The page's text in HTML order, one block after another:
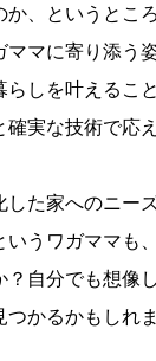
か、というとこ
ママに寄り添う
らしを叶えるこ
実な技術で応
した家へのニー
いうワガママも
自分でも想像
かるかもしれま